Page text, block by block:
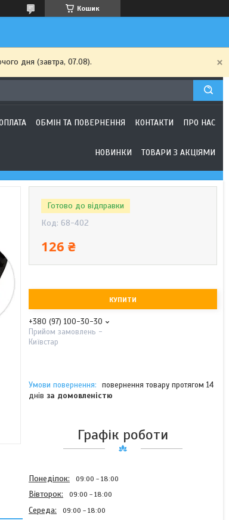
Кошик
дня (завтра, 07.08).
ОБМІН ТА ПОВЕРНЕННЯ КОНТАКТИ ПРО НАС
НОВИНКИ ТОВАРИ З АКЦІЯМИ
Готово до відправки
Код: 68-402
126 ₴
КУПИТИ
+380 (97) 100-30-30
Прийом замовлень -
Київстар
повернення товару протягом 14
днів за домовленістю
Графік роботи
Понеділок 09:00 18:00
Вівторок 09:00 18:00
Середа 09:00 18:00